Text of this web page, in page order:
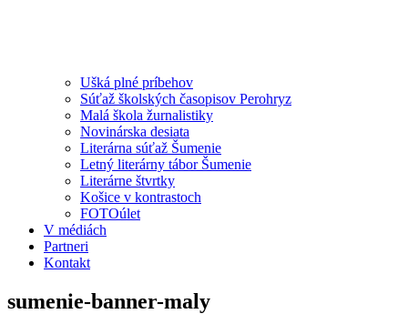
Ušká plné príbehov
Súťaž školských časopisov Perohryz
Malá škola žurnalistiky
Novinárska desiata
Literárna súťaž Šumenie
Letný literárny tábor Šumenie
Literárne štvrtky
Košice v kontrastoch
FOTOúlet
V médiách
Partneri
Kontakt
sumenie-banner-maly